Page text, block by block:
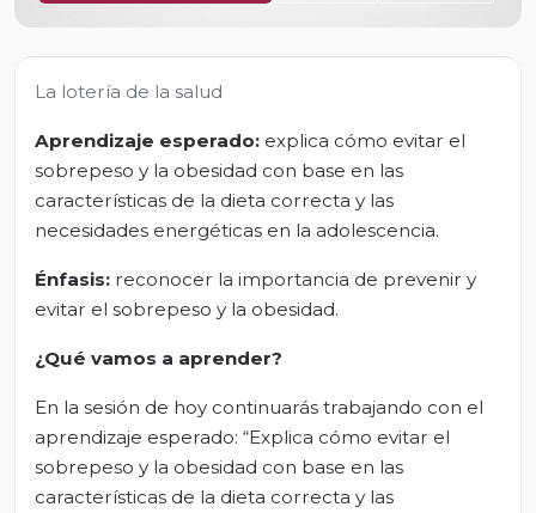
La lotería de la salud
Aprendizaje esperado: explica cómo evitar el
sobrepeso y la obesidad con base en las
características de la dieta correcta y las
necesidades energéticas en la adolescencia.
Énfasis: reconocer la importancia de prevenir y
evitar el sobrepeso y la obesidad.
¿Qué vamos a aprender?
En la sesión de hoy continuarás trabajando con el
aprendizaje esperado: “Explica cómo evitar el
sobrepeso y la obesidad con base en las
características de la dieta correcta y las